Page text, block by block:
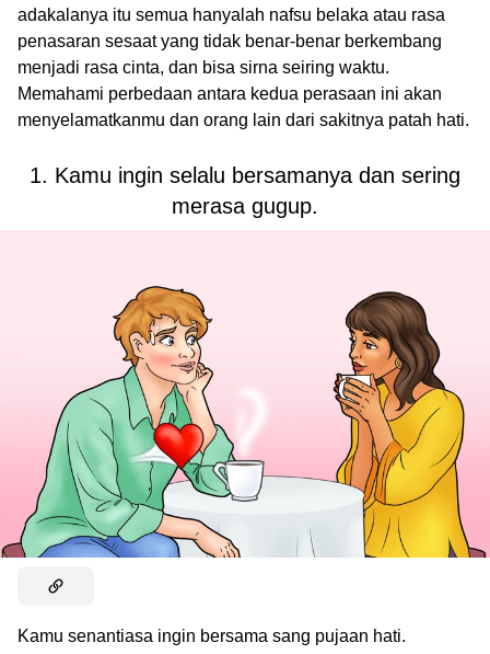
adakalanya itu semua hanyalah nafsu belaka atau rasa
penasaran sesaat yang tidak benar-benar berkembang
menjadi rasa cinta, dan bisa sirna seiring waktu.
Memahami perbedaan antara kedua perasaan ini akan
menyelamatkanmu dan orang lain dari sakitnya patah hati.
1. Kamu ingin selalu bersamanya dan sering
merasa gugup.
Kamu senantiasa ingin bersama sang pujaan hati.